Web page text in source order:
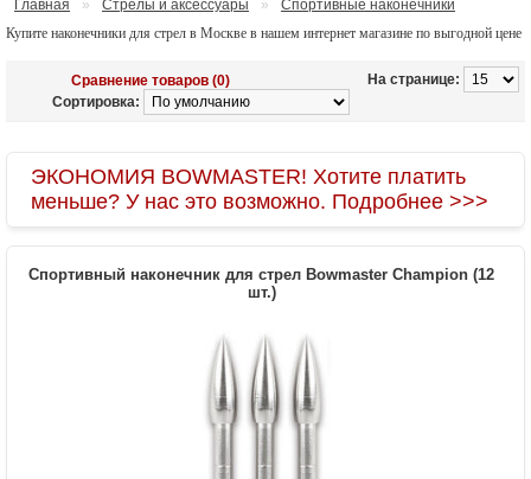
Главная » Стрелы и аксессуары »
Спортивные наконечники
Купите наконечники для стрел в Москве в нашем интернет магазине по выгодной цене
На странице:
Сравнение товаров (0)
Сортировка:
ЭКОНОМИЯ BOWMASTER! Хотите платить
меньше? У нас это возможно. Подробнее >>>
Спортивный наконечник для стрел Bowmaster Champion (12
шт.)